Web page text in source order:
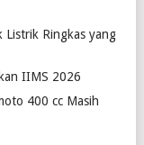
Ringkas yang
IIMS 2026
400 cc Masih